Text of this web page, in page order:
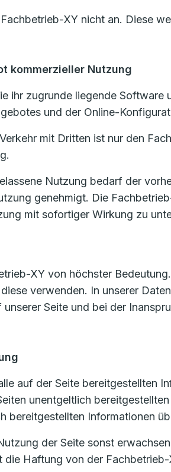
XY nicht an. Diese
kommerzieller Nutzung
ihr zugrunde liegende
und der Online-
mit Dritten ist nur den
Nutzung bedarf der
genehmigt. Die
mit sofortiger Wirkung zu
XY von höchster
verwenden. In unserer
Seite und bei der
auf der Seite bereitgestellten
unentgeltlich
bereitgestellten Informationen
der Seite sonst
Haftung von der